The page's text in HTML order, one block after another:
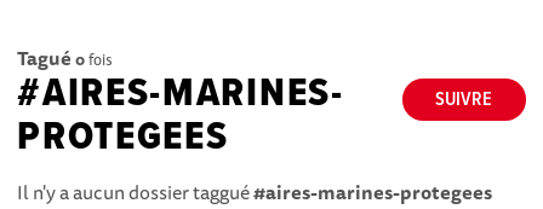
Tagué 0fois
SUIVRE
#AIRES-MARINES-
PROTEGEES
Il n'y a aucun dossier taggué#aires-marines-protegees